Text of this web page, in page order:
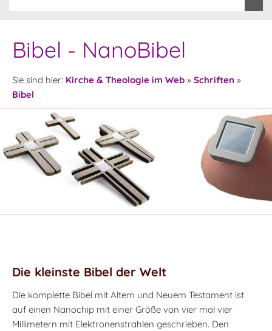
Bibel - NanoBibel
Sie sind hier: Kirche & Theologie im Web » Schriften »
Bibel
Die kleinste Bibel der Welt
Die komplette Bibel mit Altem und Neuem Testament ist
auf einen Nanochip mit einer Größe von vier mal vier
Millimetern mit Elektronenstrahlen geschrieben. Den